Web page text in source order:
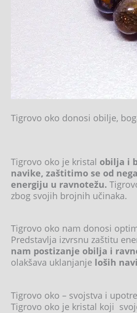
Tigrovo oko donosi obilje,
Tigrovo oko je kristal obilja i
navike, zaštitimo se od
energiju u ravnotežu.
zbog svojih brojnih učinaka.
Tigrovo oko nam donosi
Predstavlja izvrsnu zaštitu
nam postizanje obilja i
olakšava uklanjanje loših
Tigrovo oko – svojstva i
Tigrovo oko je kristal koji